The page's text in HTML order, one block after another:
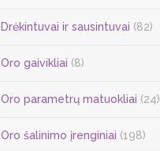
Drėkintuvai ir sausintuvai (82)
Oro gaivikliai (8)
Oro parametrų matuokliai (24)
Oro šalinimo įrenginiai (198)